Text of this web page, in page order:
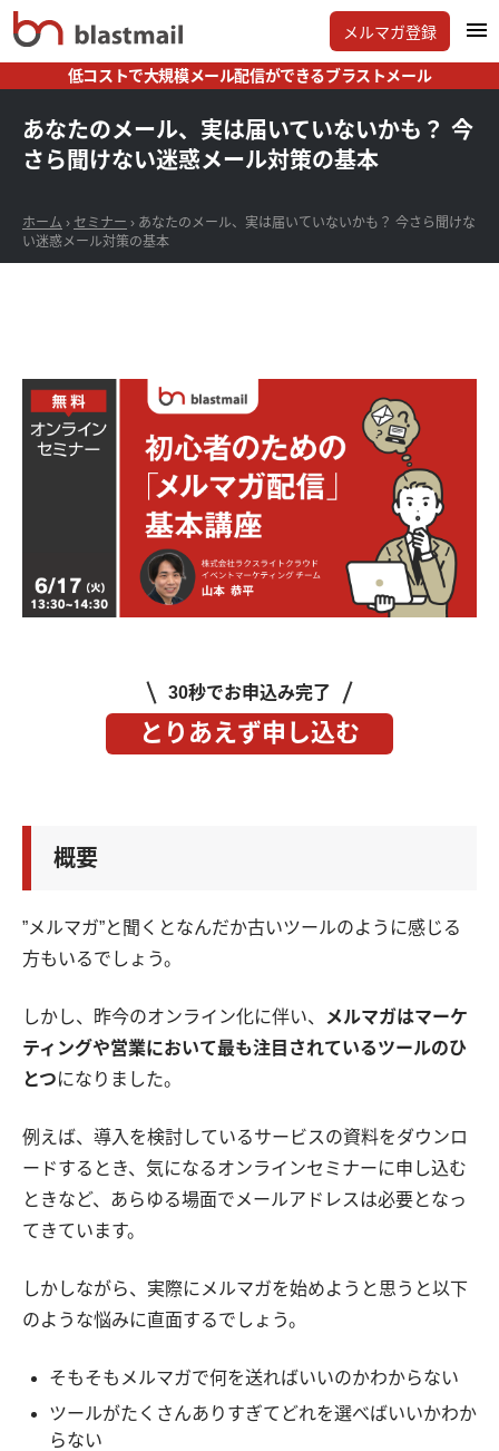
メルマガ登録
低コストで大規模メール配信ができるブラストメール
あなたのメール、実は届いていないかも？ 今
さら聞けない迷惑メール対策の基本
ホーム › セミナー › あなたのメール、実は届いていないかも？ 今さら聞けな
い迷惑メール対策の基本
30秒でお申込み完了
とりあえず申し込む
概要
”メルマガ”と聞くとなんだか古いツールのように感じる
方もいるでしょう。
しかし、昨今のオンライン化に伴い、
メルマガはマーケ
ティングや営業において最も注目されているツールのひ
とつになりました。
例えば、導入を検討しているサービスの資料をダウンロ
ードするとき、気になるオンラインセミナーに申し込む
ときなど、あらゆる場面でメールアドレスは必要となっ
てきています。
しかしながら、実際にメルマガを始めようと思うと以下
のような悩みに直面するでしょう。
そもそもメルマガで何を送ればいいのかわからない
ツールがたくさんありすぎてどれを選べばいいかわか
らない